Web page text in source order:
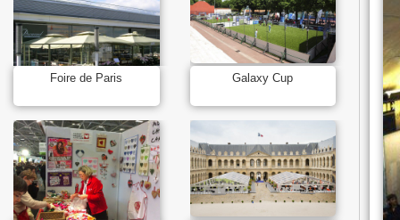
Galaxy Cup
Foire de Paris